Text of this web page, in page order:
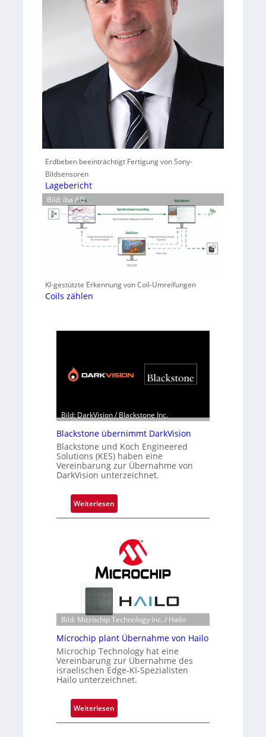
Erdbeben beeinträchtigt Fertigung von Sony-
Bildsensoren
Lagebericht
Bild: iba AG
KI-gestützte Erkennung von Coil-Umreifungen
Coils zählen
Bild: DarkVision / Blackstone Inc.
Blackstone übernimmt DarkVision
Blackstone und Koch Engineered
Solutions (KES) haben eine
Vereinbarung zur Übernahme von
DarkVision unterzeichnet.
Weiterlesen:
B
s
n
e
ü
b
e
r
m
Bild: Microchip Technology Inc. / Hailo
Microchip plant Übernahme von Hailo
Microchip Technology hat eine
Vereinbarung zur Übernahme des
israelischen Edge-KI-Spezialisten
Hailo unterzeichnet.
Weiterlesen:
M